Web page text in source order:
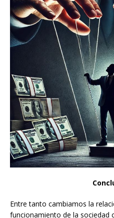
Entre tanto cambiamos la
funcionamiento de la sociedad